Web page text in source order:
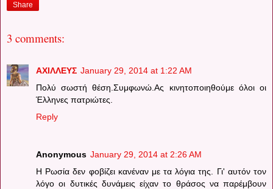
Share
3 comments:
ΑΧΙΛΛΕΥΣ January 29, 2014 at 1:22 AM
Πολύ σωστή θέση.Συμφωνώ.Ας κινητοποιηθούμε όλοι οι
Έλληνες πατριώτες.
Reply
Anonymous January 29, 2014 at 2:26 AM
Η Ρωσία δεν φοβίζει κανέναν με τα λόγια της. Γι' αυτόν τον
λόγο οι δυτικές δυνάμεις είχαν το θράσος να παρέμβουν